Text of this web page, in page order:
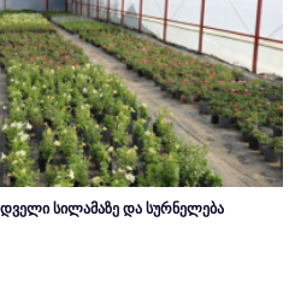
სილამაზე და სურნელება